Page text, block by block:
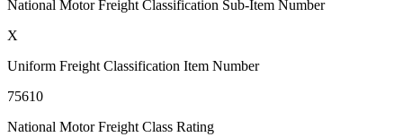
National Motor Freight Classification Sub-Item Number
X
Uniform Freight Classification Item Number
75610
National Motor Freight Class Rating